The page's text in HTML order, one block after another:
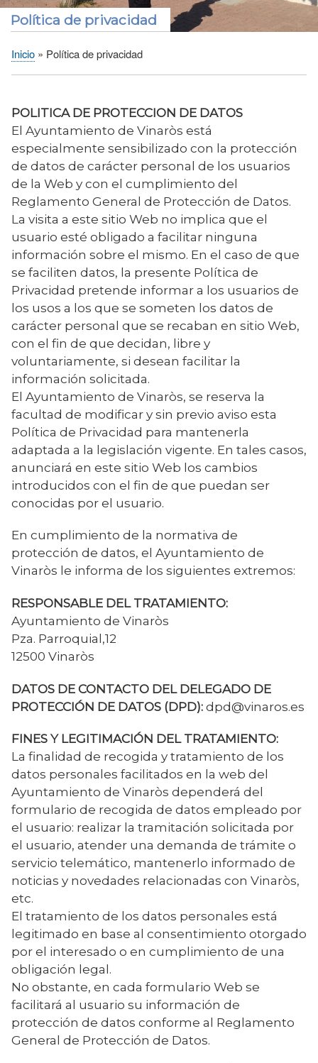
Política de privacidad
Sobrescribir
ayuda
a
la
navegación
Inicio Política de privacidad
POLITICA DE PROTECCION DE DATOS
El Ayuntamiento de Vinaròs está
especialmente sensibilizado con la protección
de datos de carácter personal de los usuarios
de la Web y con el cumplimiento del
Reglamento General de Protección de Datos.
La visita a este sitio Web no implica que el
usuario esté obligado a facilitar ninguna
información sobre el mismo. En el caso de que
se faciliten datos, la presente Política de
Privacidad pretende informar a los usuarios de
los usos a los que se someten los datos de
carácter personal que se recaban en sitio Web,
con el fin de que decidan, libre y
voluntariamente, si desean facilitar la
información solicitada.
El Ayuntamiento de Vinaròs, se reserva la
facultad de modificar y sin previo aviso esta
Política de Privacidad para mantenerla
adaptada a la legislación vigente. En tales casos,
anunciará en este sitio Web los cambios
introducidos con el fin de que puedan ser
conocidas por el usuario.
En cumplimiento de la normativa de
protección de datos, el Ayuntamiento de
Vinaròs le informa de los siguientes extremos:
RESPONSABLE DEL TRATAMIENTO:
Ayuntamiento de Vinaròs
Pza. Parroquial,12
12500 Vinaròs
DATOS DE CONTACTO DEL DELEGADO DE
PROTECCIÓN DE DATOS (DPD):dpd@vinaros.es
FINES Y LEGITIMACIÓN DEL TRATAMIENTO:
La finalidad de recogida y tratamiento de los
datos personales facilitados en la web del
Ayuntamiento de Vinaròs dependerá del
formulario de recogida de datos empleado por
el usuario: realizar la tramitación solicitada por
el usuario, atender una demanda de trámite o
servicio telemático, mantenerlo informado de
noticias y novedades relacionadas con Vinaròs,
etc.
El tratamiento de los datos personales está
legitimado en base al consentimiento otorgado
por el interesado o en cumplimiento de una
obligación legal.
No obstante, en cada formulario Web se
facilitará al usuario su información de
protección de datos conforme al Reglamento
General de Protección de Datos.